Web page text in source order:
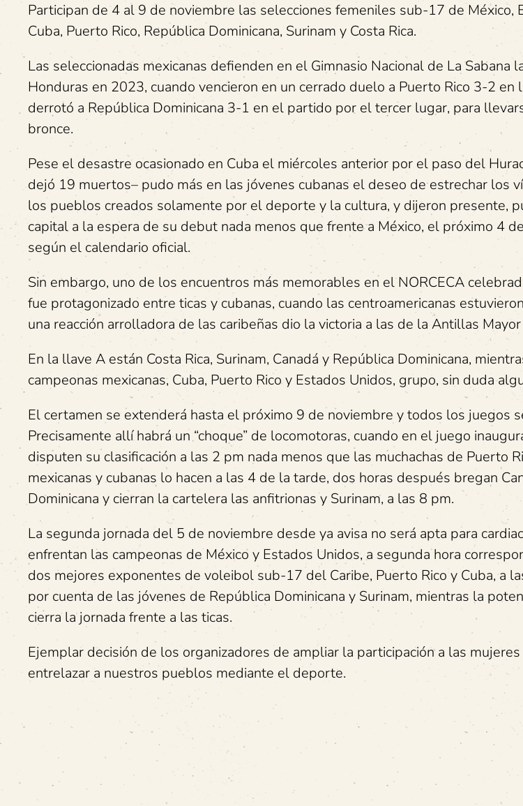
Participan de 4 al 9 de noviembre las selecciones femeniles sub-17 de México,
Cuba, Puerto Rico, República Dominicana, Surinam y Costa Rica.
Las seleccionadas mexicanas defienden en el Gimnasio Nacional de La Sabana
Honduras en 2023, cuando vencieron en un cerrado duelo a Puerto Rico 3-2 en
derrotó a República Dominicana 3-1 en el partido por el tercer lugar, para
bronce.
Pese el desastre ocasionado en Cuba el miércoles anterior por el paso del
dejó 19 muertos– pudo más en las jóvenes cubanas el deseo de estrechar los
los pueblos creados solamente por el deporte y la cultura, y dijeron presente,
capital a la espera de su debut nada menos que frente a México, el próximo 4
según el calendario oficial.
Sin embargo, uno de los encuentros más memorables en el NORCECA
fue protagonizado entre ticas y cubanas, cuando las centroamericanas
una reacción arrolladora de las caribeñas dio la victoria a las de la Antillas
En la llave A están Costa Rica, Surinam, Canadá y República Dominicana,
campeonas mexicanas, Cuba, Puerto Rico y Estados Unidos, grupo, sin duda
El certamen se extenderá hasta el próximo 9 de noviembre y todos los juegos
Precisamente allí habrá un “choque” de locomotoras, cuando en el juego
disputen su clasificación a las 2 pm nada menos que las muchachas de Puerto
mexicanas y cubanas lo hacen a las 4 de la tarde, dos horas después bregan
Dominicana y cierran la cartelera las anfitrionas y Surinam, a las 8 pm.
La segunda jornada del 5 de noviembre desde ya avisa no será apta para
enfrentan las campeonas de México y Estados Unidos, a segunda hora
dos mejores exponentes de voleibol sub-17 del Caribe, Puerto Rico y Cuba, a
por cuenta de las jóvenes de República Dominicana y Surinam, mientras la
cierra la jornada frente a las ticas.
Ejemplar decisión de los organizadores de ampliar la participación a las
entrelazar a nuestros pueblos mediante el deporte.